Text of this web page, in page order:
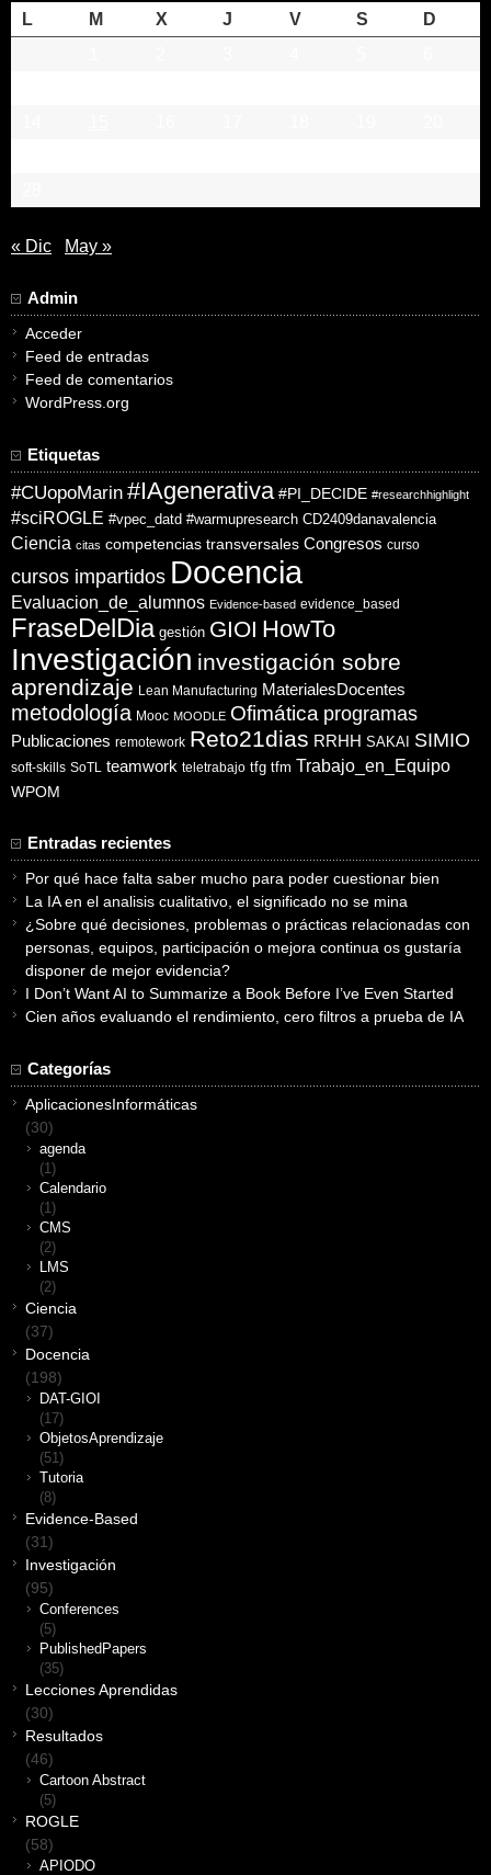
L
M X J V S
D
« Dic May »
Admin
Acceder
Feed de entradas
Feed de comentarios
WordPress.org
Etiquetas
#CUopoMarin #IAgenerativa #PI_DECIDE #researchhighlight
#sciROGLE #vpec_datd #warmupresearch CD2409danavalencia
Ciencia citas competencias transversales Congresos curso
cursos impartidos Docencia
Evaluacion_de_alumnos Evidence-based evidence_based
FraseDelDia gestión GIOI HowTo
Investigación investigación sobre
aprendizaje Lean Manufacturing MaterialesDocentes
metodología Mooc MOODLE Ofimática programas
Publicaciones remotework Reto21dias RRHH SAKAI SIMIO
soft-skills SoTL teamwork teletrabajo tfg tfm Trabajo_en_Equipo
WPOM
Entradas recientes
Por qué hace falta saber mucho para poder cuestionar bien
La IA en el analisis cualitativo, el significado no se mina
¿Sobre qué decisiones, problemas o prácticas relacionadas con
personas, equipos, participación o mejora continua os gustaría
disponer de mejor evidencia?
I Don’t Want AI to Summarize a Book Before I’ve Even Started
Cien años evaluando el rendimiento, cero filtros a prueba de IA
Categorías
AplicacionesInformáticas
(30)
agenda
(1)
Calendario
(1)
CMS
(2)
LMS
(2)
Ciencia
(37)
Docencia
(198)
DAT-GIOI
(17)
ObjetosAprendizaje
(51)
Tutoria
(8)
Evidence-Based
(31)
Investigación
(95)
Conferences
(5)
PublishedPapers
(35)
Lecciones Aprendidas
(30)
Resultados
(46)
Cartoon Abstract
(5)
ROGLE
(58)
APIODO